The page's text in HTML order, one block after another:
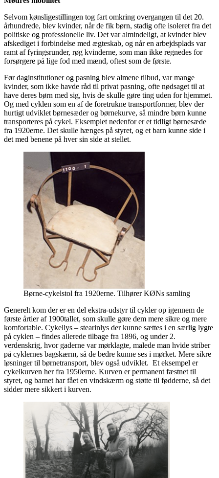
Selvom kønsligestillingen tog fart omkring overgangen til det 20.
århundrede, blev kvinder, når de fik børn, stadig ofte isoleret fra det
politiske og professionelle liv. Det var almindeligt, at kvinder blev
afskediget i forbindelse med ægteskab, og når en arbejdsplads var
ramt af fyringsrunder, røg kvinderne, som man ikke regnedes for
forsørgere på lige fod med mænd, oftest som de første.
Før daginstitutioner og pasning blev almene tilbud, var mange
kvinder, som ikke havde råd til privat pasning, ofte nødsaget til at
have deres børn med sig, hvis de skulle gøre ting uden for hjemmet.
Og med cyklen som en af de foretrukne transportformer, blev der
hurtigt udviklet børnesæder og børnekurve, så mindre børn kunne
transporteres på cykel. Eksemplet nedenfor er et tidligt børnesæde
fra 1920erne. Det skulle hænges på styret, og et barn kunne side i
det med benene på hver sin side at stellet.
Børne-cykelstol fra 1920erne. Tilhører KØNs samling
Generelt kom der er en del ekstra-udstyr til cykler op igennem de
første årtier af 1900tallet, som skulle gøre dem mere sikre og mere
komfortable. Cykellys – stearinlys der kunne sættes i en særlig lygte
på cyklen – findes allerede tilbage fra 1896, og under 2.
verdenskrig, hvor gaderne var mørklagte, malede man hvide striber
på cyklernes bagskærm, så de bedre kunne ses i mørket. Mere sikre
løsninger til børnetransport, blev også udviklet. Et eksempel er
cykelkurven her fra 1950erne. Kurven er permanent fæstnet til
styret, og barnet har fået en vindskærm og støtte til fødderne, så det
sidder mere sikkert i kurven.